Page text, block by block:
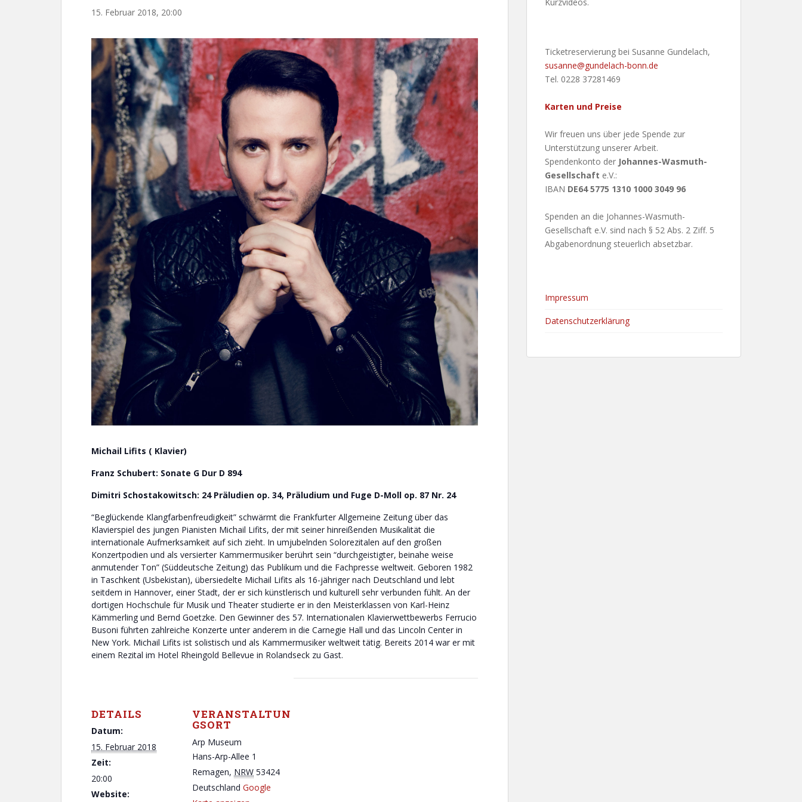
15. Februar 2018, 20:00
Michail Lifits ( Klavier)
Franz Schubert: Sonate G Dur D 894
Dimitri Schostakowitsch: 24 Präludien op. 34, Präludium und Fuge D-Moll op. 87 Nr. 24
“Beglückende Klangfarbenfreudigkeit” schwärmt die Frankfurter Allgemeine Zeitung über das
Klavierspiel des jungen Pianisten Michail Lifits, der mit seiner hinreißenden Musikalität die
internationale Aufmerksamkeit auf sich zieht. In umjubelnden Solorezitalen auf den großen
Konzertpodien und als versierter Kammermusiker berührt sein “durchgeistigter, beinahe weise
anmutender Ton” (Süddeutsche Zeitung) das Publikum und die Fachpresse weltweit. Geboren 1982
in Taschkent (Usbekistan), übersiedelte Michail Lifits als 16-jähriger nach Deutschland und lebt
seitdem in Hannover, einer Stadt, der er sich künstlerisch und kulturell sehr verbunden fühlt. An der
dortigen Hochschule für Musik und Theater studierte er in den Meisterklassen von Karl-Heinz
Kämmerling und Bernd Goetzke. Den Gewinner des 57. Internationalen Klavierwettbewerbs Ferrucio
Busoni führten zahlreiche Konzerte unter anderem in die Carnegie Hall und das Lincoln Center in
New York. Michail Lifits ist solistisch und als Kammermusiker weltweit tätig. Bereits 2014 war er mit
einem Rezital im Hotel Rheingold Bellevue in Rolandseck zu Gast.
DETAILS
Datum:
15. Februar 2018
Zeit:
20:00
Website:
VERANSTALTUN
GSORT
Arp Museum
Hans-Arp-Allee 1
Remagen, NRW 53424
Deutschland Google
Ticketreservierung bei Susanne Gundelach,
susanne@gundelach-bonn.de
Tel. 0228 37281469
Karten und Preise
Wir freuen uns über jede Spende zur
Unterstützung unserer Arbeit.
Spendenkonto der Johannes-Wasmuth-
Gesellschaft e.V.:
IBAN DE64 5775 1310 1000 3049 96
Spenden an die Johannes-Wasmuth-
Gesellschaft e.V. sind nach § 52 Abs. 2 Ziff. 5
Abgabenordnung steuerlich absetzbar.
Impressum
Datenschutzerklärung